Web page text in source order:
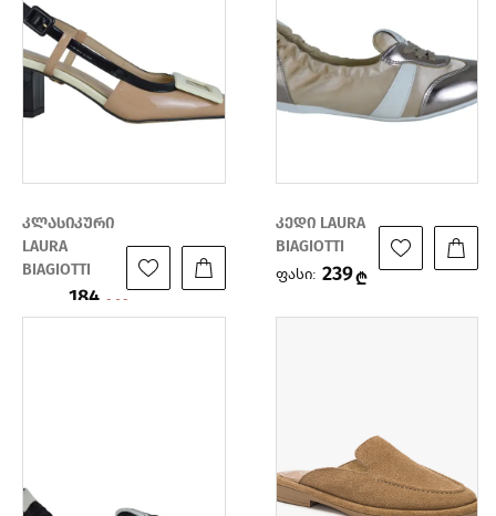
კლასიკური
LAURA
BIAGIOTTI
184
₾
263
კედი LAURA
BIAGIOTTI
ფასი: 239₾